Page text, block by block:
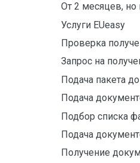
От 2 месяцев, но
Услуги EUeasy
Проверка
Запрос на
Подача пакета
Подача
Подбор списка
Подача
Получение